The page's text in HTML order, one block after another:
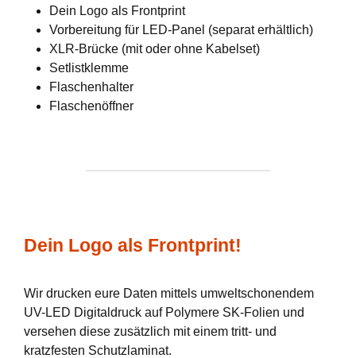
Dein Logo als Frontprint
Vorbereitung für LED-Panel (separat erhältlich)
XLR-Brücke (mit oder ohne Kabelset)
Setlistklemme
Flaschenhalter
Flaschenöffner
Dein Logo als Frontprint!
Wir drucken eure Daten mittels umweltschonendem
UV-LED Digitaldruck auf Polymere SK-Folien und
versehen diese zusätzlich mit einem tritt- und
kratzfesten Schutzlaminat.